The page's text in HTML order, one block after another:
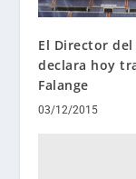
El Director del
declara hoy
Falange
03/12/2015